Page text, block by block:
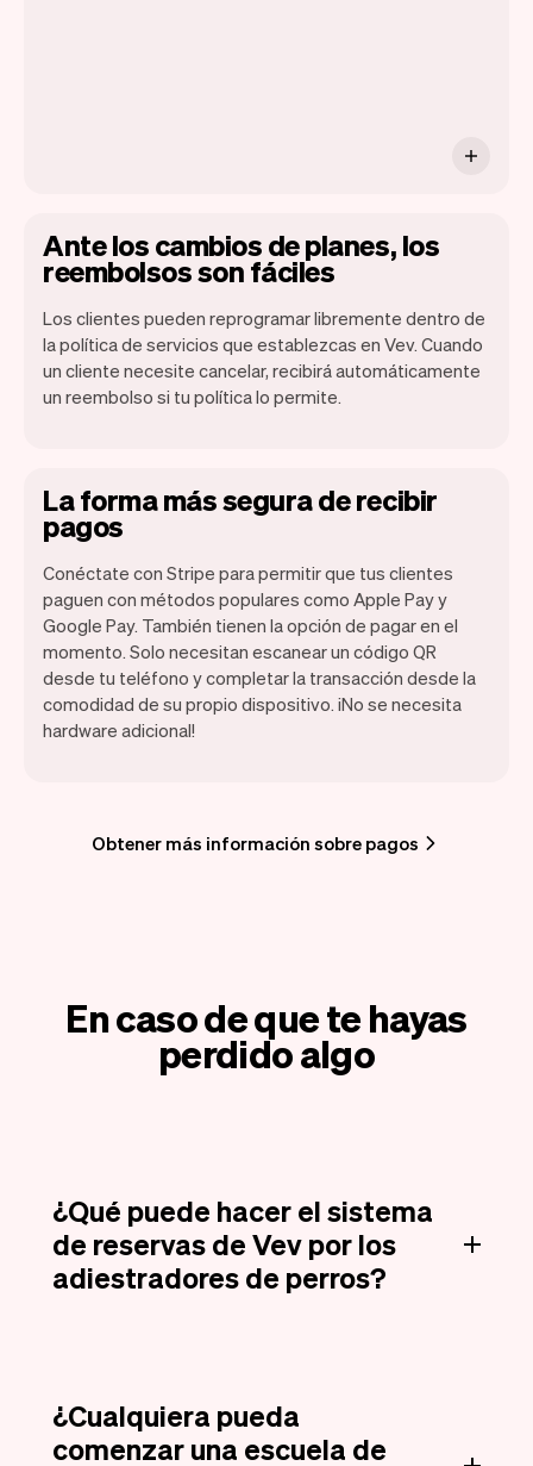
Ante los cambios de planes, los
reembolsos son fáciles
Los clientes pueden reprogramar libremente dentro de
la política de servicios que establezcas en Vev. Cuando
un cliente necesite cancelar, recibirá automáticamente
un reembolso si tu política lo permite.
La forma más segura de recibir
pagos
Conéctate con Stripe para permitir que tus clientes
paguen con métodos populares como Apple Pay y
Google Pay. También tienen la opción de pagar en el
momento. Solo necesitan escanear un código QR
desde tu teléfono y completar la transacción desde la
comodidad de su propio dispositivo. ¡No se necesita
hardware adicional!
Obtener más información sobre pagos
En caso de que te hayas
perdido algo
¿Qué puede hacer el sistema
de reservas de Vev por los
adiestradores de perros?
¿Cualquiera pueda
comenzar una escuela de